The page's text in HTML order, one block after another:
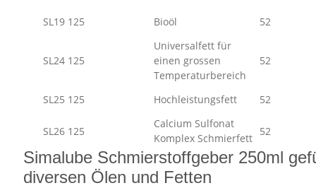
SL19 125 Bioöl 52
SL24 125
Universalfett für
einen grossen
Temperaturbereich
52
SL25 125 Hochleistungsfett 52
SL26 125
Calcium Sulfonat
Komplex Schmierfett
52
Simalube Schmierstoffgeber 250ml
diversen Ölen und Fetten